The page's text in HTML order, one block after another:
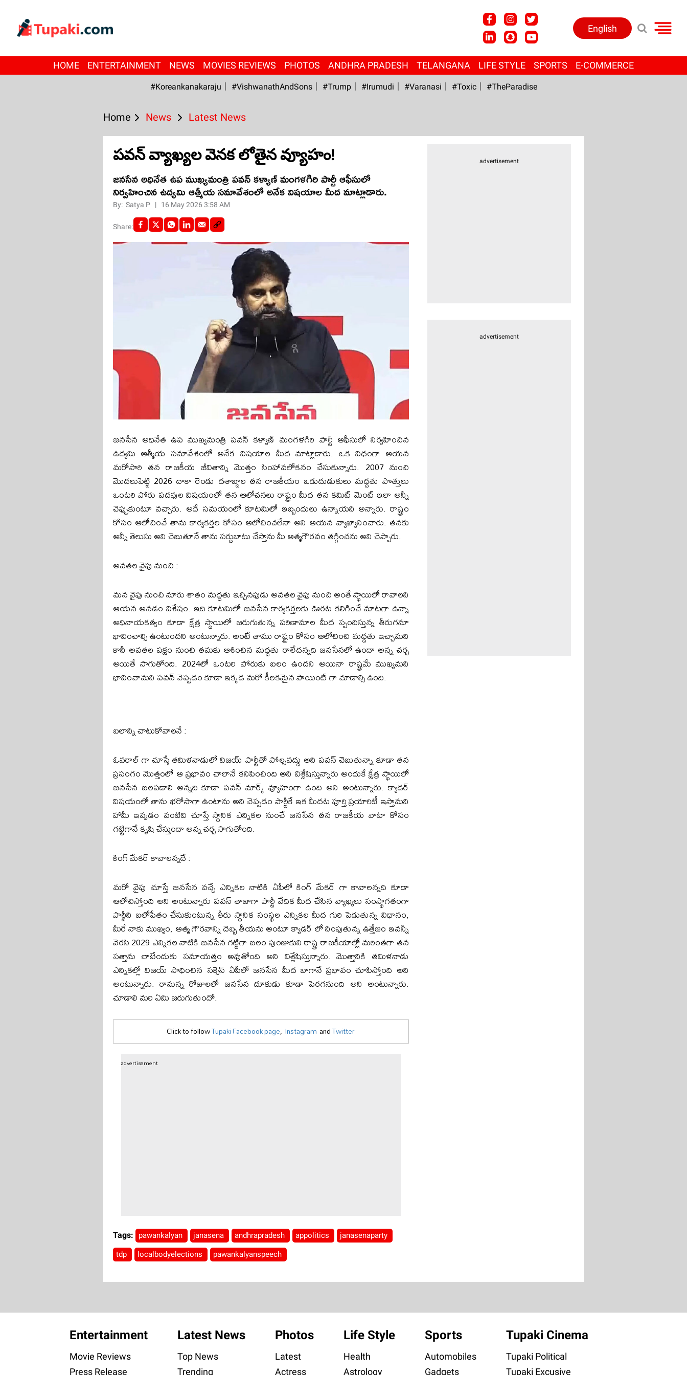
English
HOME ENTERTAINMENT NEWS MOVIES REVIEWS PHOTOS ANDHRA PRADESH TELANGANA LIFE STYLE SPORTS E-COMMERCE
#Koreankanakaraju #VishwanathAndSons #Trump #irumudi #Varanasi #Toxic #TheParadise
Home News Latest News
పవన్ వ్యాఖ్యల వెనక లోతైన వ్యూహం!
జనసేన అధినేత ఉప ముఖ్యమంత్రి పవన్ కళ్యాణ్ మంగళగిరి పార్టీ ఆఫీసులో
నిర్వహించిన ఉద్యమి ఆత్మీయ సమావేశంలో అనేక విషయాల మీద మాట్లాడారు.
By: Satya P | 16 May 2026 3:58 AM
Share:
జనసేన అధినేత ఉప ముఖ్యమంత్రి పవన్ కళ్యాణ్ మంగళగిరి పార్టీ ఆఫీసులో నిర్వహించిన
ఉద్యమి ఆత్మీయ సమావేశంలో అనేక విషయాల మీద మాట్లాడారు. ఒక విధంగా ఆయన
మరోసారి తన రాజకీయ జీవితాన్ని మొత్తం సింహావలోకనం చేసుకున్నారు. 2007 నుంచి
మొదలుపెట్టి 2026 దాకా రెండు దశాబ్దాల తన రాజకీయం ఒడుదుడుకులు మద్దతు పొత్తులు
ఒంటరి పోరు పదవుల విషయంలో తన ఆలోచనలు రాష్ట్రం మీద తన కమిట్ మెంట్ ఇలా అన్నీ
చెప్పుకుంటూ వచ్చారు. అదే సమయంలో కూటమిలో ఇబ్బందులు ఉన్నాయని అన్నారు. రాష్ట్రం
కోసం ఆలోచించే తాను కార్యకర్తల కోసం ఆలోచించలేనా అని ఆయన వ్యాఖ్యానించారు. తనకు
అన్నీ తెలుసు అని చెబుతూనే తాను సర్దుబాటు చేస్తాను మీ ఆత్మగౌరవం తగ్గించను అని చెప్పారు.
అవతల వైపు నుంచి :
మన వైపు నుంచి నూరు శాతం మద్దతు ఇచ్చినపుడు అవతల వైపు నుంచి అంతే స్థాయిలో రావాలని
ఆయన అనడం విశేషం. ఇది కూటమిలో జనసేన కార్యకర్తలకు ఊరట కలిగించే మాటగా ఉన్నా
అధినాయకత్వం కూడా క్షేత్ర స్థాయిలో జరుగుతున్న పరిణామాల మీద స్పందిస్తున్న తీరుగనూ
భావించాల్సి ఉంటుందని అంటున్నారు. అంటే తాము రాష్ట్రం కోసం ఆలోచించి మద్దతు ఇచ్చామని
కానీ అవతల పక్షం నుంచి తమకు ఆశించిన మద్దతు రాలేదన్నది జనసేనలో ఉందా అన్న చర్చ
అయితే సాగుతోంది. 2024లో ఒంటరి పోరుకు బలం ఉందని అయినా రాష్ట్రమే ముఖ్యమని
భావించామని పవన్ చెప్పడం కూడా ఇక్కడ మరో కీలకమైన పాయింట్ గా చూడాల్సి ఉంది.
బలాన్ని చాటుకోవాలనే :
ఓవరాల్ గా చూస్తే తమిళనాడులో విజయ్ పార్టీతో పోల్చవద్దు అని పవన్ చెబుతున్నా కూడా తన
ప్రసంగం మొత్తంలో ఆ ప్రభావం చాలానే కనిపించింది అని విశ్లేషిస్తున్నారు అందుకే క్షేత్ర స్థాయిలో
జనసేన బలపడాలి అన్నది కూడా పవన్ మార్క్ వ్యూహంగా ఉంది అని అంటున్నారు. క్యాడర్
విషయంలో తాను భరోసాగా ఉంటాను అని చెప్పడం పార్టీకే ఇక మీదట పూర్తి ప్రయారిటీ ఇస్తామని
హామీ ఇవ్వడం వంటివి చూస్తే స్థానిక ఎన్నికల నుంచే జనసేన తన రాజకీయ వాటా కోసం
గట్టిగానే కృషి చేస్తుందా అన్న చర్చ సాగుతోంది.
కింగ్ మేకర్ కావాలన్నదే :
మరో వైపు చూస్తే జనసేన వచ్చే ఎన్నికల నాటికి ఏపీలో కింగ్ మేకర్ గా కావాలన్నది కూడా
ఆలోచిస్తోంది అని అంటున్నారు పవన్ తాజాగా పార్టీ వేదిక మీద చేసిన వ్యాఖ్యలు సంస్థాగతంగా
పార్టీని బలోపేతం చేసుకుంటున్న తీరు స్థానిక సంస్థల ఎన్నికల మీద గురి పెడుతున్న విధానం,
మీరే నాకు ముఖ్యం, ఆత్మ గౌరవాన్ని దెబ్బ తీయను అంటూ క్యాడర్ లో నింపుతున్న ఉత్తేజం ఇవన్నీ
వెరసి 2029 ఎన్నికల నాటికి జనసేన గట్టిగా బలం పుంజుకుని రాష్ట్ర రాజకీయాల్లో మరింతగా తన
సత్తాను చాటేందుకు సమాయత్తం అవుతోంది అని విశ్లేషిస్తున్నారు. మొత్తానికి తమిళనాడు
ఎన్నికల్లో విజయ్ సాధించిన సక్సెస్ ఏపీలో జనసేన మీద బాగానే ప్రభావం చూపిస్తోంది అని
అంటున్నారు. రానున్న రోజులలో జనసేన దూకుడు కూడా పెరగనుంది అని అంటున్నారు.
చూడాలి మరి ఏమి జరుగుతుందో.
Click to followTupaki Facebook page, Instagram andTwitter
advertisement
Tags: pawankalyan janasena andhrapradesh appolitics janasenaparty
tdp localbodyelections pawankalyanspeech
advertisement
advertisement
Entertainment
Movie Reviews
Press Release
Latest News
Top News
Trending
Photos
Latest
Actress
Life Style
Health
Astrology
Sports
Automobiles
Gadgets
Tupaki Cinema
Tupaki Political
Tupaki Excusive